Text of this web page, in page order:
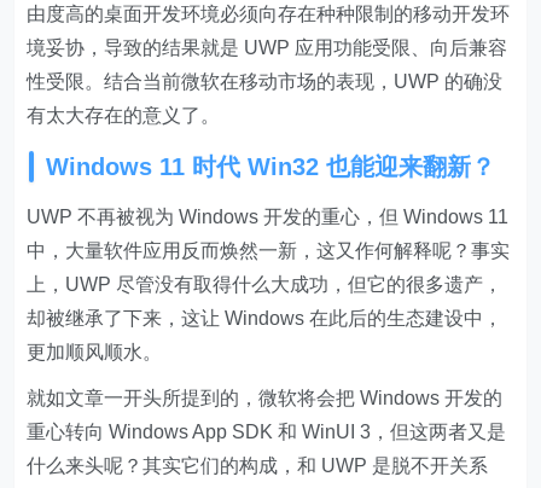
由度高的桌面开发环境必须向存在种种限制的移动开发环
境妥协，导致的结果就是 UWP 应用功能受限、向后兼容
性受限。结合当前微软在移动市场的表现，UWP 的确没
有太大存在的意义了。
Windows 11 时代 Win32 也能迎来翻新？
UWP 不再被视为 Windows 开发的重心，但 Windows 11
中，大量软件应用反而焕然一新，这又作何解释呢？事实
上，UWP 尽管没有取得什么大成功，但它的很多遗产，
却被继承了下来，这让 Windows 在此后的生态建设中，
更加顺风顺水。
就如文章一开头所提到的，微软将会把 Windows 开发的
重心转向 Windows App SDK 和 WinUI 3，但这两者又是
什么来头呢？其实它们的构成，和 UWP 是脱不开关系